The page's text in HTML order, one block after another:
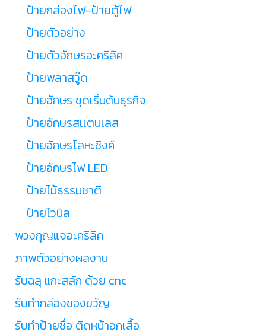
ป้ายกล่องไฟ-ป้ายตู้ไฟ
ป้ายตัวอย่าง
ป้ายตัวอักษรอะคริลิค
ป้ายพลาสวู๊ด
ป้ายอักษร ชุดเริ่มต้นธุรกิจ
ป้ายอักษรสเเตนเลส
ป้ายอักษรโลหะซิงค์
ป้ายอักษรไฟ LED
ป้ายไม้ธรรมชาติ
ป้ายไวนิล
พวงกุญแจอะคริลิค
ภาพตัวอย่างผลงาน
รับฉลุ แกะสลัก ด้วย cnc
รับทำกล่องของขวัญ
รับทำป้ายชื่อ ติดหน้าอกเสื้อ